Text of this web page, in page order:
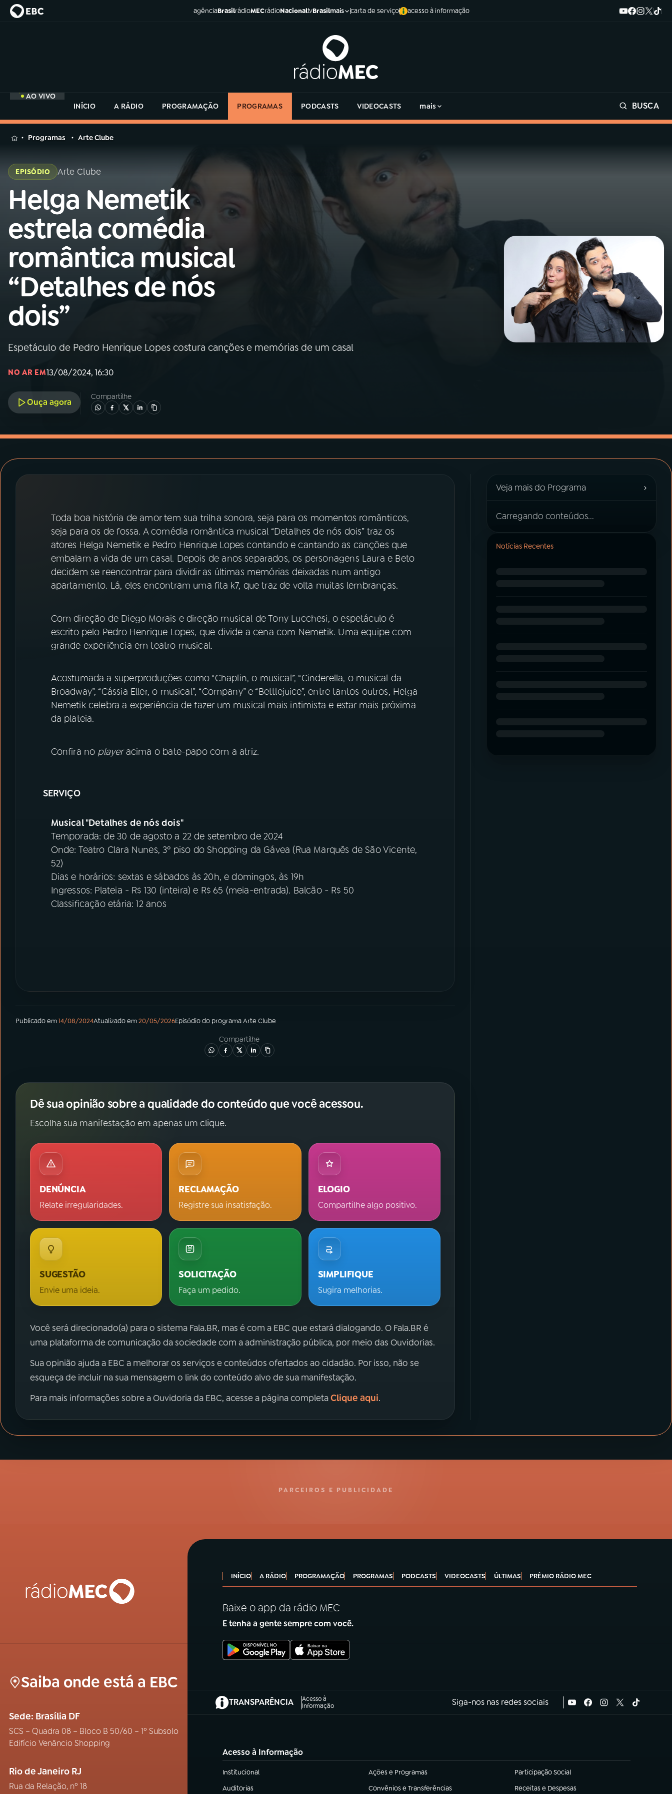
agênciaBrasilrádioMECrádioNacionaltvBrasilmais carta de serviço acesso à informação
AO VIVO
INÍCIO
A RÁDIO PROGRAMAÇÃO PROGRAMAS PODCASTS VIDEOCASTS mais BUSCA
MENU
Buscar
na
Rádio
MEC
Buscar
AO VIVO
01INÍCIO
02 A RÁDIO
03 PROGRAMAÇÃO
04PROGRAMAS
ACOMPANHE A RÁDIO MEC
Facebook
na
Rádio
Programas Arte Clube
EPISÓDIO Arte Clube
Helga Nemetik
estrela comédia
romântica musical
“Detalhes de nós
dois”
Espetáculo de Pedro Henrique Lopes costura canções e memórias de um casal
NO AR EM13/08/2024, 16:30
Ouça agora
Compartilhe
Toda boa história de amor tem sua trilha sonora, seja para os momentos românticos,
seja para os de fossa. A comédia romântica musical “Detalhes de nós dois” traz os
atores Helga Nemetik e Pedro Henrique Lopes contando e cantando as canções que
embalam a vida de um casal. Depois de anos separados, os personagens Laura e Beto
decidem se reencontrar para dividir as últimas memórias deixadas num antigo
apartamento. Lá, eles encontram uma fita k7, que traz de volta muitas lembranças.
Com direção de Diego Morais e direção musical de Tony Lucchesi, o espetáculo é
escrito pelo Pedro Henrique Lopes, que divide a cena com Nemetik. Uma equipe com
grande experiência em teatro musical.
Acostumada a superproduções como “Chaplin, o musical”, “Cinderella, o musical da
Broadway”, “Cássia Eller, o musical”, “Company” e “Bettlejuice”, entre tantos outros, Helga
Nemetik celebra a experiência de fazer um musical mais intimista e estar mais próxima
da plateia.
Confira no playeracima o bate-papo com a atriz.
SERVIÇO
Musical "Detalhes de nós dois"
Temporada: de 30 de agosto a 22 de setembro de 2024
Onde: Teatro Clara Nunes, 3º piso do Shopping da Gávea (Rua Marquês de São Vicente,
52)
Dias e horários: sextas e sábados às 20h, e domingos, às 19h
Ingressos: Plateia - R$ 130 (inteira) e R$ 65 (meia-entrada). Balcão - R$ 50
Classificação etária: 12 anos
Publicado em14/08/2024Atualizado em20/05/2026Episódiodo programaArte Clube
Compartilhe
Dê sua opinião sobre a qualidade do conteúdo que você acessou.
Escolha sua manifestação em apenas um clique.
DENÚNCIA
Relate irregularidades.
RECLAMAÇÃO
Registre sua insatisfação.
ELOGIO
Compartilhe algo positivo.
SUGESTÃO
Envie uma ideia.
SOLICITAÇÃO
Faça um pedido.
SIMPLIFIQUE
Sugira melhorias.
Você será direcionado(a) para o sistema Fala.BR, mas é com a EBC que estará dialogando. O Fala.BR é
uma plataforma de comunicação da sociedade com a administração pública, por meio das Ouvidorias.
Sua opinião ajuda a EBC a melhorar os serviços e conteúdos ofertados ao cidadão. Por isso, não se
esqueça de incluir na sua mensagem o link do conteúdo alvo de sua manifestação.
Para mais informações sobre a Ouvidoria da EBC, acesse a página completaClique aqui.
Veja mais do Programa ›
Carregando conteúdos...
Notícias Recentes
PARCEIROS E PUBLICIDADE
Saiba onde está a EBC
Sede: Brasília DF
SCS – Quadra 08 – Bloco B 50/60 – 1º Subsolo
Edifício Venâncio Shopping
Rio de Janeiro RJ
Rua da Relação, nº 18
INÍCIO A RÁDIO PROGRAMAÇÃO PROGRAMAS PODCASTS VIDEOCASTS ÚLTIMAS PRÊMIO RÁDIO MEC
Baixe o app da rádio MEC
E tenha a gente sempre com você.
TRANSPARÊNCIA
Acesso à
Informação
(abre em nova aba) Siga-nos nas redes sociais
Acesso à Informação
Institucional
(abre em nova aba) Ações e Programas
(abre em nova aba) Participação Social
(abre em nova aba)
Auditorias
(abre em nova aba) Convênios e Transferências
(abre em nova aba) Receitas e Despesas
(abre em nova aba)